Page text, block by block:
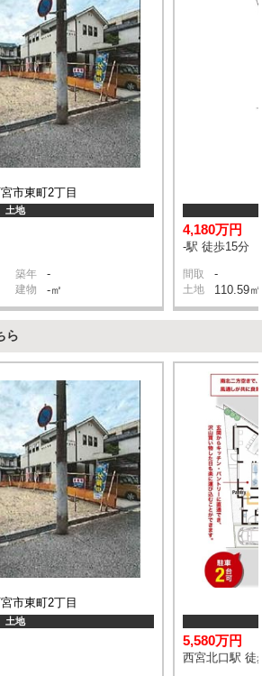
市東町2丁目
土地
築年 -
建物 -㎡
4,180万円
-駅 徒歩15分
間取 -
土地 110.59㎡
ら
市東町2丁目
土地
5,580万円
西宮北口駅 徒